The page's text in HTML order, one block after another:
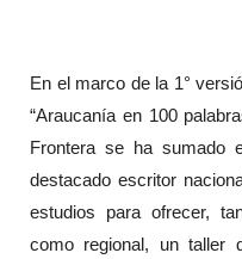
En el marco de la 1°
“Araucanía en 100
Frontera se ha sumado
destacado escritor
estudios para ofrecer,
como regional, un taller